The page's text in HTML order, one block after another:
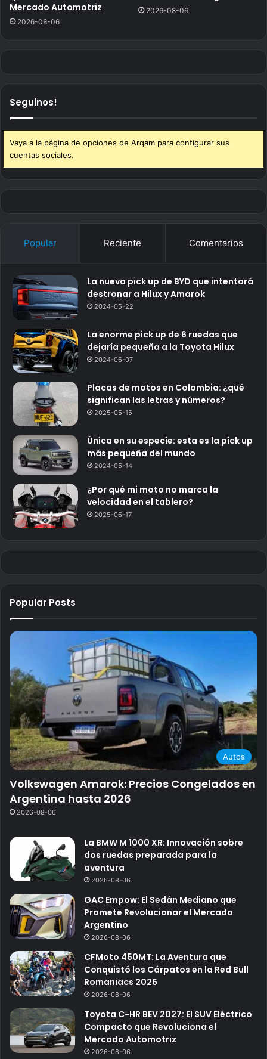
Mercado Automotriz
2026-08-06
2026-08-06
Seguinos!
Vaya a la página de opciones de Arqam para configurar sus
cuentas sociales.
Popular Reciente Comentarios
La nueva pick up de BYD que intentará
destronar a Hilux y Amarok
2024-05-22
La enorme pick up de 6 ruedas que
dejaría pequeña a la Toyota Hilux
2024-06-07
Placas de motos en Colombia: ¿qué
significan las letras y números?
2025-05-15
Única en su especie: esta es la pick up
más pequeña del mundo
2024-05-14
¿Por qué mi moto no marca la
velocidad en el tablero?
2025-06-17
Popular Posts
Autos
Volkswagen Amarok: Precios Congelados en
Argentina hasta 2026
2026-08-06
La BMW M 1000 XR: Innovación sobre
dos ruedas preparada para la
aventura
2026-08-06
GAC Empow: El Sedán Mediano que
Promete Revolucionar el Mercado
Argentino
2026-08-06
CFMoto 450MT: La Aventura que
Conquistó los Cárpatos en la Red Bull
Romaniacs 2026
2026-08-06
Toyota C-HR BEV 2027: El SUV Eléctrico
Compacto que Revoluciona el
Mercado Automotriz
2026-08-06